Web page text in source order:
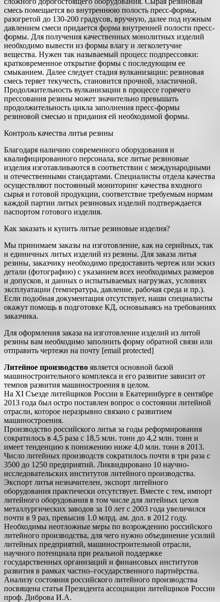
смесь помещается во внутреннюю полость пресс-формы,
разогретой до 130-200 градусов, вручную, далее под нужным
давлением смеси придается форма внутренней полости пресс-
формы. Для получения качественных монолитных изделий
необходимо вывести из формы влагу и легколетучие
вещества. Нужен так называемый процесс подпрессовки:
кратковременное открытие формы с последующим ее
смыканием. Далее следует стадия вулканизации: резиновая
смесь теряет текучесть, становится прочной, эластичной.
Продолжительность вулканизации в процессе горячего
прессования резины может значительно превышать
продолжительность цикла заполнения пресс-формы
резиновой смесью и придания ей необходимой формы.
Контроль качества литья резины
Благодаря наличию современного оборудования и
квалифицированного персонала, все литые резиновые
изделия изготавливаются в соответствии с международными
и отечественными стандартами. Специалисты отдела качества
осуществляют постоянный мониторинг качества входного
сырья и готовой продукции, соответствие требуемым нормам
каждой партии литых резиновых изделий подтверждается
паспортом готового изделия.
Как заказать и купить литые резиновые изделия?
Мы принимаем заказы на изготовление, как на серийных, так
и единичных литых изделий из резины. Для заказа литья
резины, заказчику необходимо предоставить чертеж или эскиз
детали (фотографию) с указанием всех необходимых размеров
и допусков, и данных о испытываемых нагрузках, условиях
эксплуатации (температура, давление, рабочая среда и пр.).
Если подобная документация отсутствует, наши специалисты
окажут помощь в подготовке КД, основываясь на требованиях
заказчика.
Для оформления заказа на изготовление изделий из литой
резины вам необходимо заполнить форму обратной связи или
отправить чертежи на почту [email protected]
Литейное производство является основной базой
машиностроительного комплекса и его развитие зависит от
темпов развития машиностроения в целом.
На XI Съезде литейщиков России в Екатеринбурге в сентябре
2013 года был остро поставлен вопрос о состоянии литейной
отрасли, которое неразрывно связано с развитием
машиностроения.
Производство российского литья за годы реформирования
сократилось в 4,5 раза с 18,5 млн. тонн до 4,2 млн. тонн и
имеет тенденцию к понижению ниже 4,0 млн. тонн в 2013.
Число литейных производств сократилось почти в три раза с
3500 до 1250 предприятий. Ликвидировано 10 научно-
исследовательских институтов литейного производства.
Экспорт литья незначителен, экспорт литейного
оборудования практически отсутствует. Вместе с тем, импорт
литейного оборудования в том числе для литейных цехов
металлургических заводов за 10 лет с 2003 года увеличился
почти в 9 раз, превысив 1.0 млрд. ам. дол. в 2012 году.
Необходимы неотложные меры по возрождению российского
литейного производства, для чего нужно объединение усилий
литейных предприятий, машиностроительной отрасли,
научного потенциала при реальной поддержке
государственных организаций и финансовых институтов
развития в рамках частно–государственного партнёрства.
Анализу состояния российского литейного производства
посвящена статья Президента ассоциации литейщиков России
проф. Диброва И.А.